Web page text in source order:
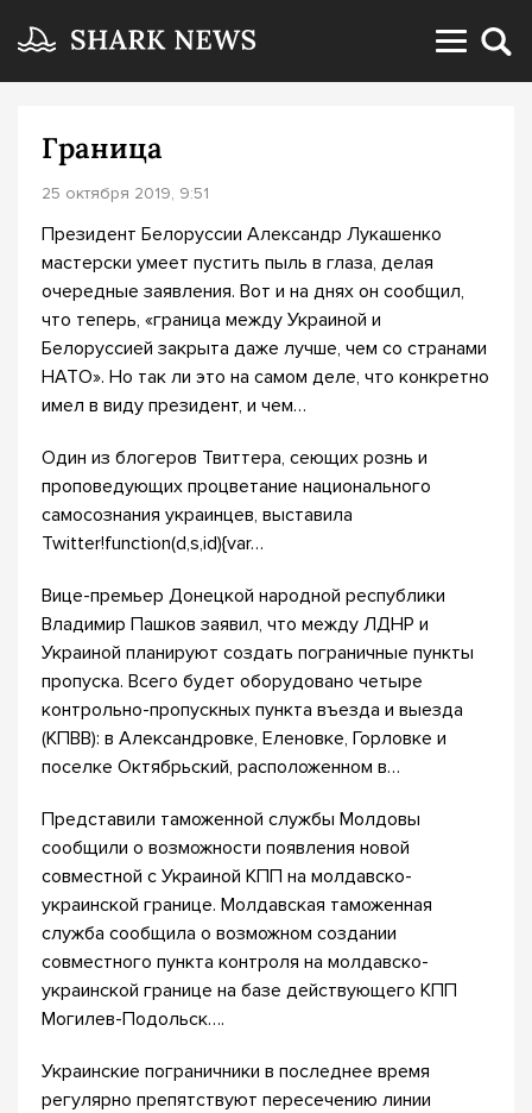
Граница
25 октября 2019, 9:51
Президент Белоруссии Александр Лукашенко
мастерски умеет пустить пыль в глаза, делая
очередные заявления. Вот и на днях он сообщил,
что теперь, «граница между Украиной и
Белоруссией закрыта даже лучше, чем со странами
НАТО». Но так ли это на самом деле, что конкретно
имел в виду президент, и чем…
Один из блогеров Твиттера, сеющих рознь и
проповедующих процветание национального
самосознания украинцев, выставила
Twitter!function(d,s,id){var…
Вице-премьер Донецкой народной республики
Владимир Пашков заявил, что между ЛДНР и
Украиной планируют создать пограничные пункты
пропуска. Всего будет оборудовано четыре
контрольно-пропускных пункта въезда и выезда
(КПВВ): в Александровке, Еленовке, Горловке и
поселке Октябрьский, расположенном в…
Представили таможенной службы Молдовы
сообщили о возможности появления новой
совместной с Украиной КПП на молдавско-
украинской границе. Молдавская таможенная
служба сообщила о возможном создании
совместного пункта контроля на молдавско-
украинской границе на базе действующего КПП
Могилев-Подольск….
Украинские пограничники в последнее время
регулярно препятствуют пересечению линии